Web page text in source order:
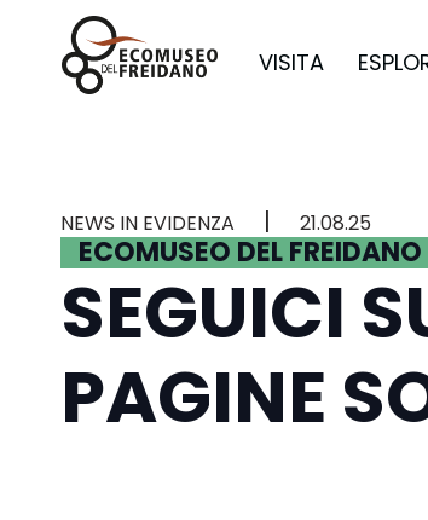
VISITA
NEWS IN EVIDENZA | 21.08.25
ECOMUSEO DEL FREIDANO
SEGUICI
PAGINE